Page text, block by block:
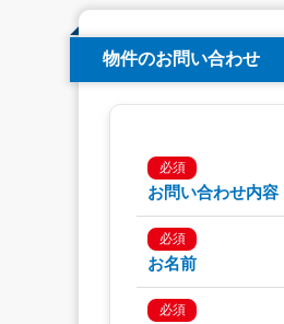
物件のお問い合わせ
必須
お問い合わせ内容
必須
お名前
必須